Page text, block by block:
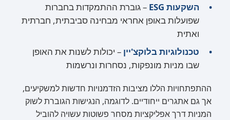
השקעות ESG
– גוברת ההתמקדות בחברות
שפועלות באופן אחראי מבחינה סביבתית, חברתית
ואתית
טכנולוגיות בלוקצ'יין – יכולות לשנות את האופן
שבו מניות מונפקות, נסחרות ונרשמות
ההתפתחויות הללו מציבות הזדמנויות חדשות למשקיעים,
אך גם אתגרים ייחודיים. לדוגמה, הנגישות הגוברת לשוק
המניות דרך אפליקציות מסחר פשוטות עשויה להוביל